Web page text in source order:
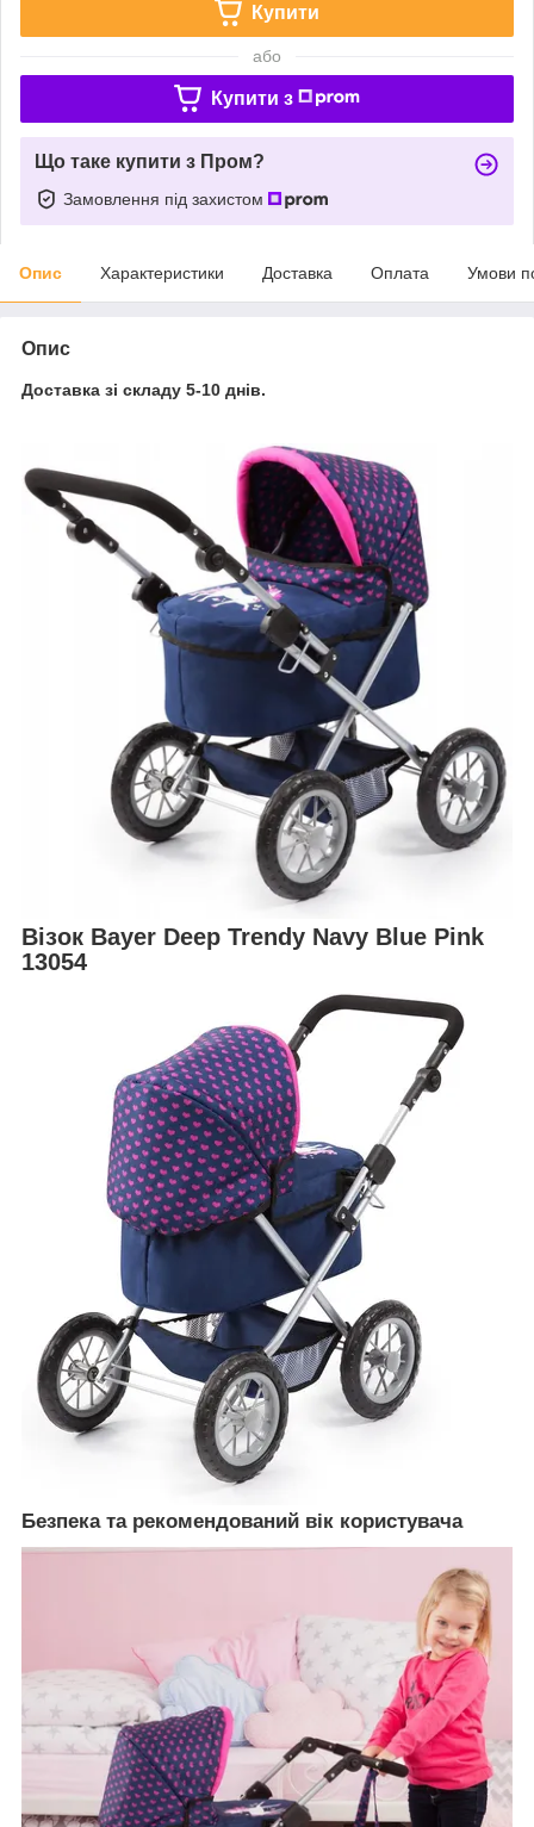
Купити
або
Купити з
Що таке купити з Пром?
Замовлення під захистом
Опис Характеристики Доставка Оплата Умови
Опис
Доставка зі складу 5-10 днів.
Візок Bayer Deep Trendy Navy Blue Pink
13054
Безпека та рекомендований вік користувача